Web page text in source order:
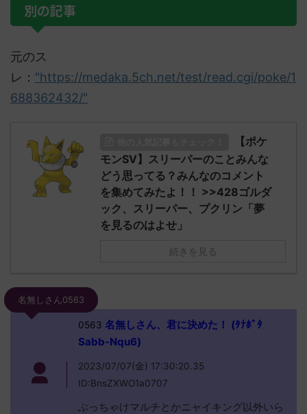
別の記事
元のス
レ： "https://medaka.5ch.net/test/read.cgi/poke/1
688362432/"
【ポケ
モンSV】スリーパーのことみんな
どう思ってる？みんなのコメント
を集めてみたよ！！ >>428ゴルダ
ック、スリーパー、プクリン「夢
を見るのはよせ」
続きを見る
名無しさん0563
0563 名無しさん、君に決めた！ (ﾀﾅﾎﾞﾀ
Sabb-Nqu6)
2023/07/07(金) 17:30:20.35
ID:BnsZXWO1a0707
ぶっちゃけマルチとかニャイキング以外いら